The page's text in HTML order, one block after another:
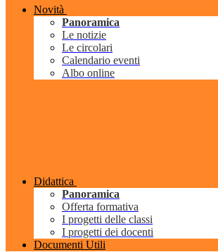
Novità
Panoramica
Le notizie
Le circolari
Calendario eventi
Albo online
Didattica
Panoramica
Offerta formativa
I progetti delle classi
I progetti dei docenti
Documenti Utili